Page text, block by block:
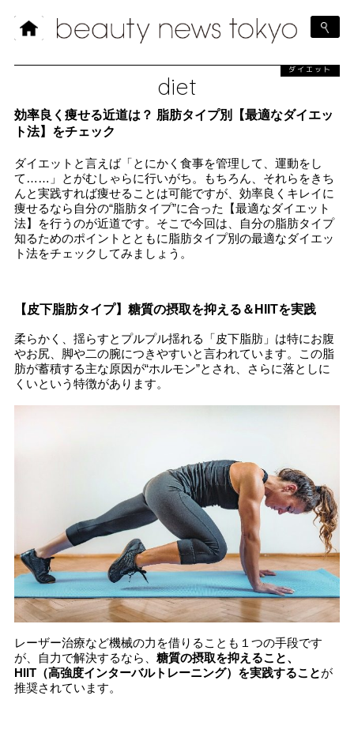
diet
ダイエット
効率良く痩せる近道は？ 脂肪タイプ別【最適なダイエッ
ト法】をチェック
ダイエットと言えば「とにかく食事を管理して、運動をし
て……」とがむしゃらに行いがち。もちろん、それらをきち
んと実践すれば痩せることは可能ですが、効率良くキレイに
痩せるなら自分の“脂肪タイプ”に合った【最適なダイエット
法】を行うのが近道です。そこで今回は、自分の脂肪タイプ
知るためのポイントとともに脂肪タイプ別の最適なダイエッ
ト法をチェックしてみましょう。
【皮下脂肪タイプ】糖質の摂取を抑える＆HIITを実践
柔らかく、揺らすとプルプル揺れる「皮下脂肪」は特にお腹
やお尻、脚や二の腕につきやすいと言われています。この脂
肪が蓄積する主な原因が“ホルモン”とされ、さらに落としに
くいという特徴があります。
レーザー治療など機械の力を借りることも１つの手段です
が、自力で解決するなら、 糖質の摂取を抑えること、
HIIT （高強度インターバルトレーニング） を実践することが
推奨されています。